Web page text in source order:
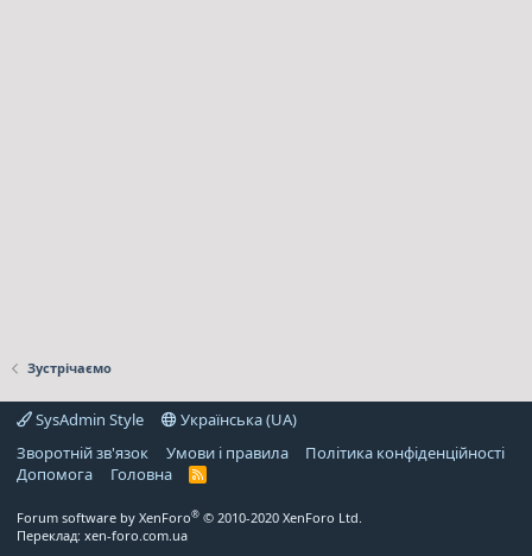
Зустрічаємо
SysAdmin Style
Українська (UA)
Зворотній зв'язок
Умови і правила
Політика конфіденційності
Дoпoмoга
Головна
R
Forum software by XenForo® © 2010-2020 XenForo Ltd.
Переклад: xen-foro.com.ua